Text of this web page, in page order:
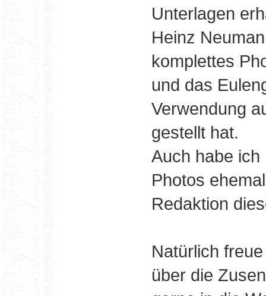
Unterlagen
Heinz
komplettes
und das
Verwendung
gestellt hat.
Auch habe
Photos
Redaktion
Natürlich
über die